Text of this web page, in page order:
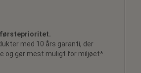
førsteprioritet.
med 10 års garanti, der
og gør mest muligt for miljøet*.